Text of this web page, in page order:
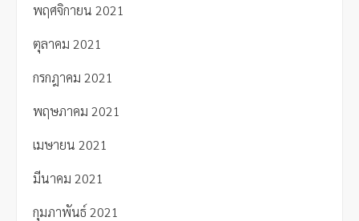
พฤศจิกายน 2021
ตุลาคม 2021
กรกฎาคม 2021
พฤษภาคม 2021
เมษายน 2021
มีนาคม 2021
กุมภาพันธ์ 2021